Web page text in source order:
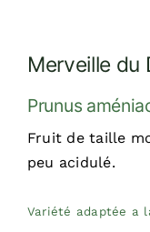
Merveille du
Prunus
Fruit de taille
peu acidulé.
Variété adaptée a